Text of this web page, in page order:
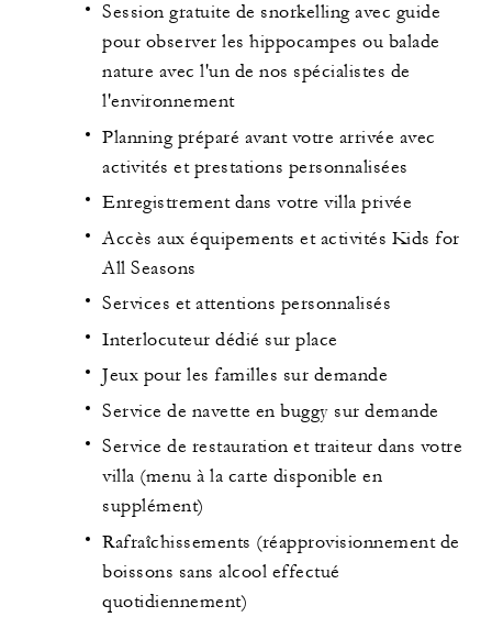
Session gratuite de snorkelling avec guide
pour observer les hippocampes ou balade
nature avec l'un de nos spécialistes de
l'environnement
Planning préparé avant votre arrivée avec
activités et prestations personnalisées
Enregistrement dans votre villa privée
Accès aux équipements et activités Kids for
All Seasons
Services et attentions personnalisés
Interlocuteur dédié sur place
Jeux pour les familles sur demande
Service de navette en buggy sur demande
Service de restauration et traiteur dans votre
villa (menu à la carte disponible en
supplément)
Rafraîchissements (réapprovisionnement de
boissons sans alcool effectué
quotidiennement)